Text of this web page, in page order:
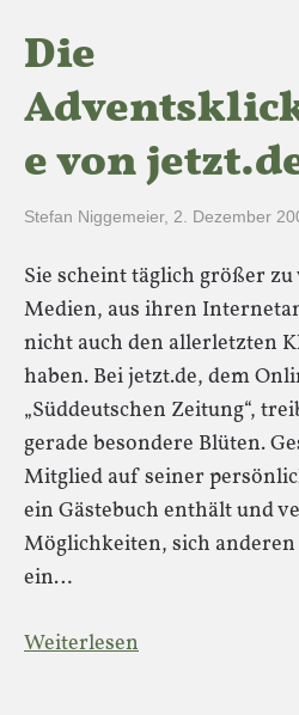
Die
e von
Stefan Niggemeier, 2. Dezember
Sie scheint täglich größer
Medien, aus ihren
nicht auch den allerletzten
haben. Bei jetzt.de, dem
„Süddeutschen Zeitung“,
gerade besondere Blüten.
Mitglied auf seiner
ein Gästebuch enthält und
Möglichkeiten, sich
ein…
Weiterlesen